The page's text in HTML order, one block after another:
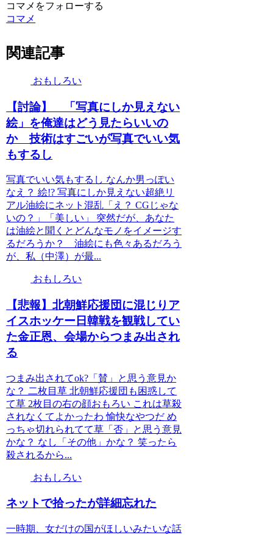
コマメをフォローする
コマメ
関連記事
おもしろい
【討論】 「写真にしか見えない
絵」を俺達はどう見たらいいの
か 技術はすごいが写真でいい気
もするし
写真でいい気もするし なんか男っぽい
なえ？ 絵!? 写真にしか見えない超絶リ
アル油絵にネット混乱「え？ CGじゃな
いの？」「美しい」 突然だが、あなた
は油絵と聞くとどんなモノをイメージす
るだろうか？ 油絵にも色々あるだろう
が、私（中澤）が最...
おもしろい
【悲報】北朝鮮応援団に混じりア
イスホッケー日韓戦を観戦してい
た金正恩、会場からつまみ出され
る
つまみ出されてok?「賛」と思う意見か
な？ 二枚目草 北朝鮮応援団も困惑して
て草 2枚目の右の顔おもろい これは草殺
されなくてよかったわ 愉快なやつだ め
っちゃ切れられてて草「否」と思う意見
かな？ なし「その他」かな？ 笑ったら
殺されるから...
おもしろい
ネットで拾ったが詳細忘れた
一時期、女だけの国がほしいみたいな話